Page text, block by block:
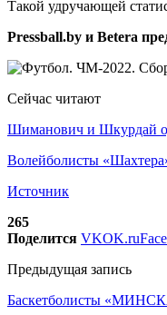
Такой удручающей
Pressball.by и Betera
Сейчас читают
Шиманович и Шкурдай
Волейболисты
Источник
265
Поделится VKOK.ru
Предыдущая запись
Баскетболисты